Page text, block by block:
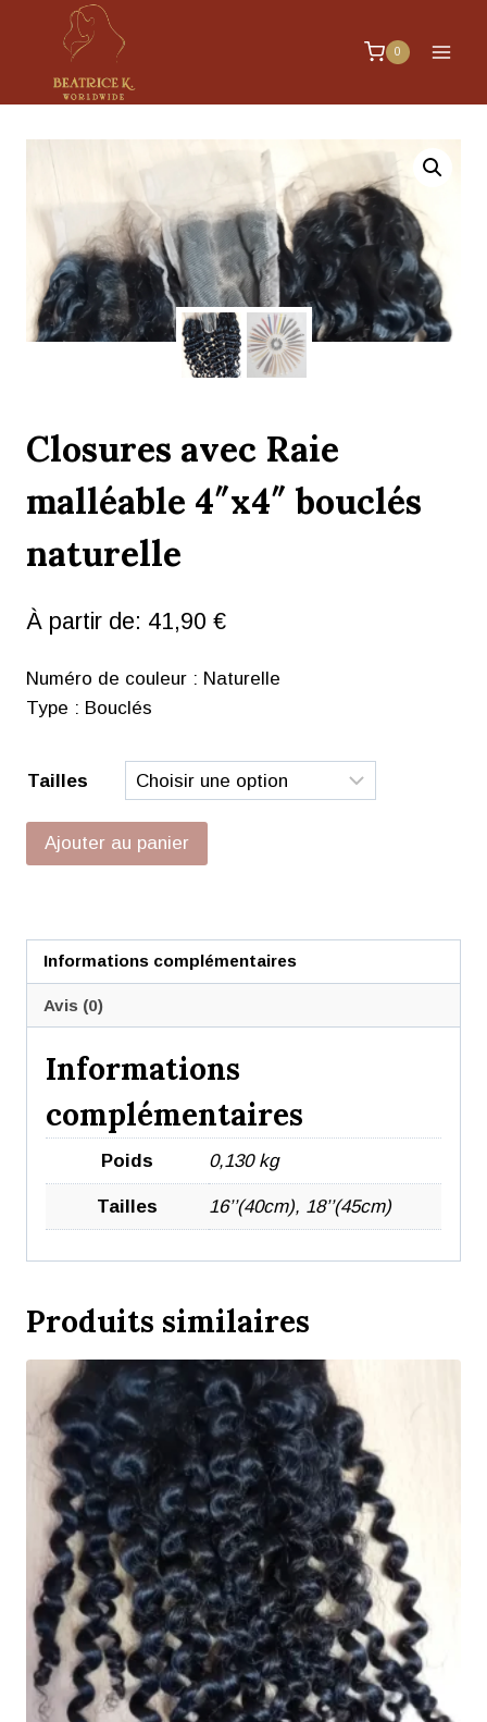
0
Closures avec Raie
malléable 4″x4″ bouclés
naturelle
À partir de: 41,90 €
Numéro de couleur : Naturelle
Type : Bouclés
Tailles
Ajouter au panier
Informations complémentaires
Avis (0)
Informations
complémentaires
Poids 0,130 kg
Tailles 16’’(40cm), 18’’(45cm)
Produits similaires